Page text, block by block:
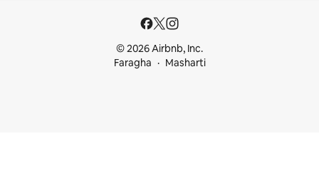
© 2026 Airbnb, Inc.
Faragha
Masharti